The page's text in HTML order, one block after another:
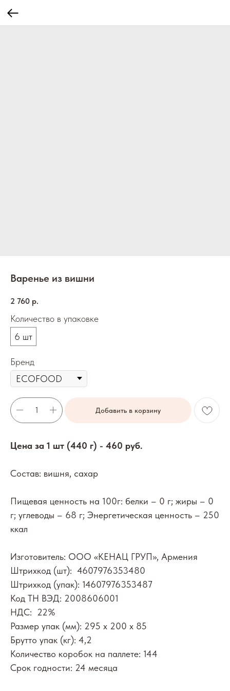
Варенье из вишни
2 760 р.
Количество в упаковке
6 шт
Бренд
Добавить в корзину
Цена за 1 шт (440 г) - 460 руб.
Состав: вишня, сахар
Пищевая ценность на 100г: белки – 0 г; жиры – 0
г; углеводы – 68 г; Энергетическая ценность – 250
ккал
Изготовитель: ООО «КЕНАЦ ГРУП», Армения
Штрихкод (шт): 4607976353480
Штрихкод (упак): 14607976353487
Код ТН ВЭД: 2008606001
НДС: 22%
Размер упак (мм): 295 х 200 х 85
Брутто упак (кг): 4,2
Количество коробок на паллете: 144
Срок годности: 24 месяца